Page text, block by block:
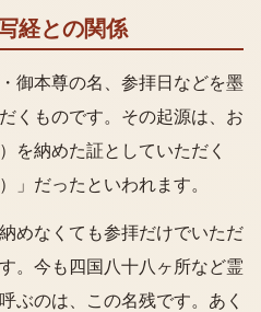
経との関係
御本尊の名、参拝日などを墨
くものです。その起源は、お
を納めた証としていただく
」だったといわれます。
めなくても参拝だけでいただ
。今も四国八十八ヶ所など霊
ぶのは、この名残です。あく